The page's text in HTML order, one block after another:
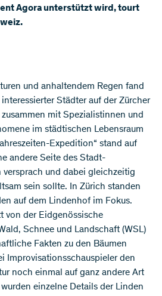
Agora unterstützt wird, tourt
und anhaltendem Regen fand
Städter auf der Zürcher
mit Spezialistinnen und
im städtischen Lebensraum
Expedition“ stand auf
andere Seite des Stadt-
versprach und dabei gleichzeitig
sein sollte. In Zürich standen
auf dem Lindenhof im Fokus.
von der Eidgenössische
Schnee und Landschaft (WSL)
Fakten zu den Bäumen
Improvisationsschauspieler den
noch einmal auf ganz andere Art
einzelne Details der Linden